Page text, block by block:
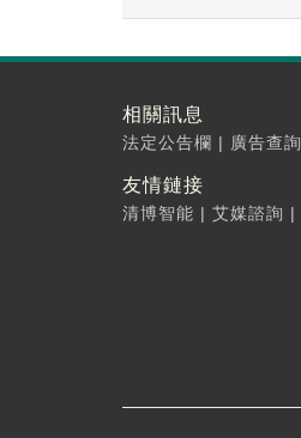
相關訊息
法定公告欄 | 廣告查詢
友情鏈接
清博智能 | 艾媒諮詢 |